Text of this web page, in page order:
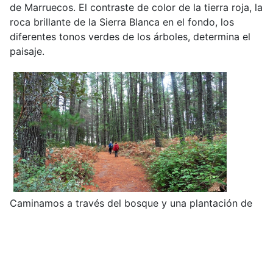
de Marruecos. El contraste de color de la tierra roja, la
roca brillante de la Sierra Blanca en el fondo, los
diferentes tonos verdes de los árboles, determina el
paisaje.
Caminamos a través del bosque y una plantación de